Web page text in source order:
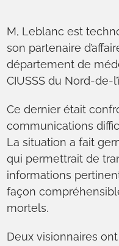
M, Leblanc est
son partenaire
département de
CIUSSS du Nord-de-
Ce dernier était
communications
La situation a fait
qui permettrait de
informations
façon
mortels.
Deux visionnaires